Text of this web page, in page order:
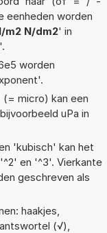
eenheden worden
m2 N/dm2' in
worden
micro) kan een
uPa in
'kubisch' kan het
en '^3'. Vierkante
geschreven als
haakjes,
(√),